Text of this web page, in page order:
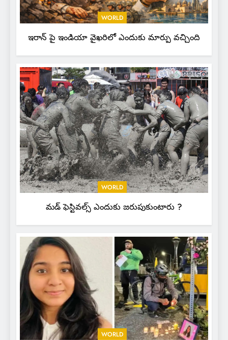
WORLD
ఇరాన్ పై ఇండియా వైఖరిలో ఎందుకు మార్పు వచ్చింది
WORLD
మడ్ ఫెస్టివల్స్ ఎందుకు జరుపుకుంటారు ?
WORLD